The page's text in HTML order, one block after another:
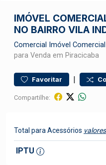
IMÓVEL
NO BAIRRO VILA
Comercial Imóvel Comercial
para Venda em Piracicaba
Favoritar |
Compartilhe:
Total para Acessórios
IPTU